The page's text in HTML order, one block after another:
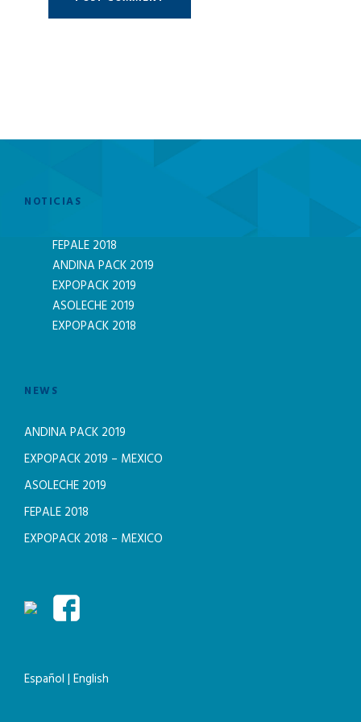
NOTICIAS
FEPALE 2018
ANDINA PACK 2019
EXPOPACK 2019
ASOLECHE 2019
EXPOPACK 2018
NEWS
ANDINA PACK 2019
EXPOPACK 2019 – MEXICO
ASOLECHE 2019
FEPALE 2018
EXPOPACK 2018 – MEXICO
Español | English